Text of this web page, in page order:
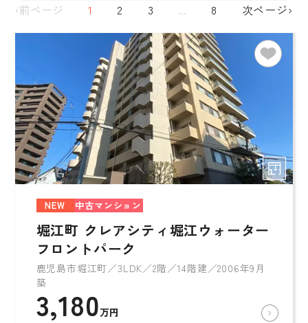
‹前ページ
1 2 3 ... 8 次ページ›
NEW 中古マンション
堀江町 クレアシティ堀江ウォーター
フロントパーク
鹿児島市堀江町／3LDK／2階／14階建／2006年9月
築
3,180万円